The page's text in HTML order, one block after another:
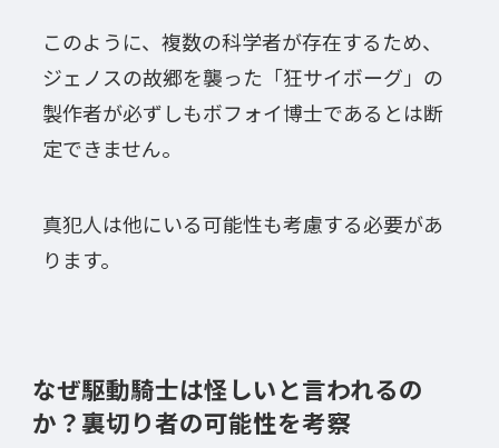
このように、複数の科学者が存在するため、
ジェノスの故郷を襲った「狂サイボーグ」の
製作者が必ずしもボフォイ博士であるとは断
定できません。
真犯人は他にいる可能性も考慮する必要があ
ります。
なぜ駆動騎士は怪しいと言われるの
か？裏切り者の可能性を考察